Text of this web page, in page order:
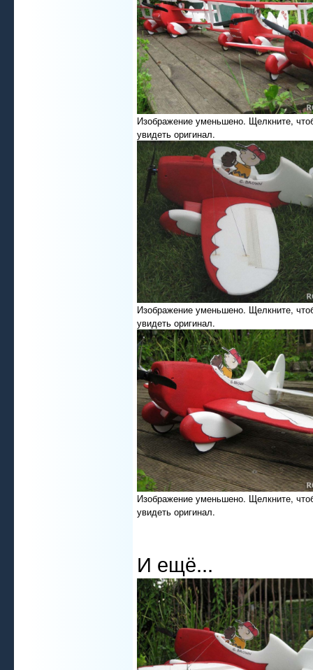
Изображение уменьшено. Щелкните,
увидеть оригинал.
Изображение уменьшено. Щелкните,
увидеть оригинал.
Изображение уменьшено. Щелкните,
увидеть оригинал.
И ещё...